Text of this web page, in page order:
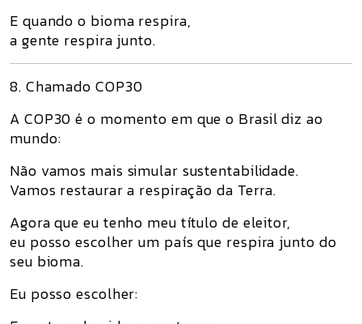
E quando o bioma respira,
a gente respira junto.
8. Chamado COP30
A COP30 é o momento em que o Brasil diz ao
mundo:
Não vamos mais simular sustentabilidade.
Vamos restaurar a respiração da Terra.
Agora que eu tenho meu título de eleitor,
eu posso escolher um país que respira junto do
seu bioma.
Eu posso escolher: